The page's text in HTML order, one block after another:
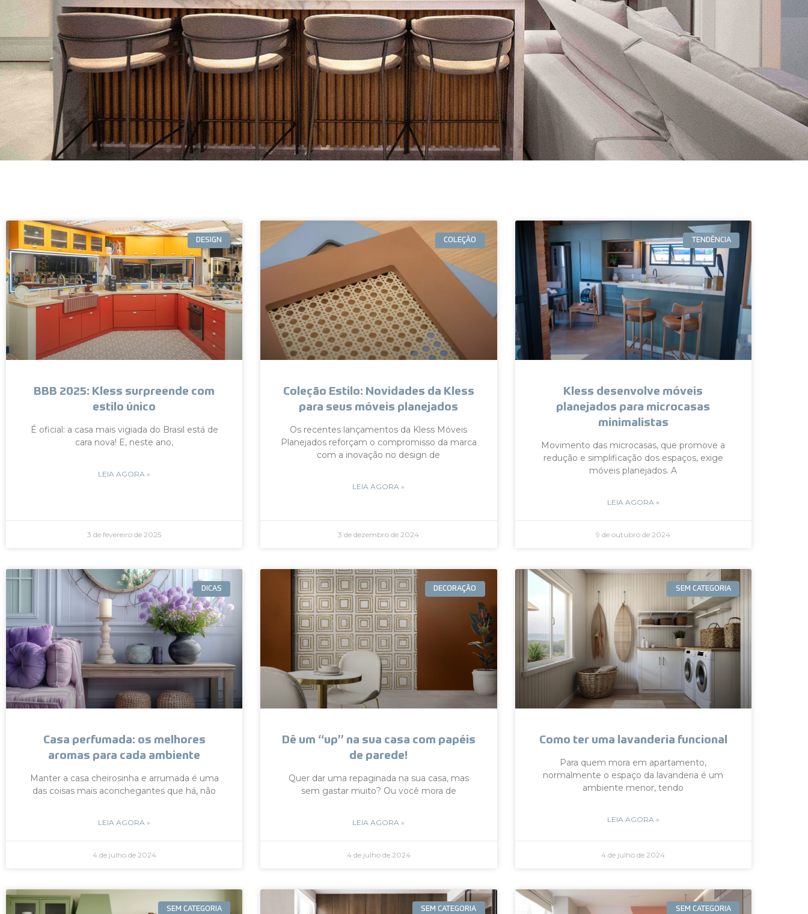
DESIGN
BBB 2025: Kless surpreende com
estilo único
É oficial: a casa mais vigiada do Brasil está de
cara nova! E, neste ano,
LEIA AGORA »
3 de fevereiro de 2025
COLEÇÃO
Coleção Estilo: Novidades da Kless
para seus móveis planejados
Os recentes lançamentos da Kless Móveis
Planejados reforçam o compromisso da marca
com a inovação no design de
LEIA AGORA »
3 de dezembro de 2024
TENDÊNCIA
Kless desenvolve móveis
planejados para microcasas
minimalistas
Movimento das microcasas, que promove a
redução e simplificação dos espaços, exige
móveis planejados. A
LEIA AGORA »
9 de outubro de 2024
DICAS
Casa perfumada: os melhores
aromas para cada ambiente
Manter a casa cheirosinha e arrumada é uma
das coisas mais aconchegantes que há, não
LEIA AGORA »
4 de julho de 2024
DECORAÇÃO
Dê um “up” na sua casa com papéis
de parede!
Quer dar uma repaginada na sua casa, mas
sem gastar muito? Ou você mora de
LEIA AGORA »
4 de julho de 2024
SEM CATEGORIA
Como ter uma lavanderia funcional
Para quem mora em apartamento,
normalmente o espaço da lavanderia é um
ambiente menor, tendo
LEIA AGORA »
4 de julho de 2024
SEM CATEGORIA SEM CATEGORIA SEM CATEGORIA